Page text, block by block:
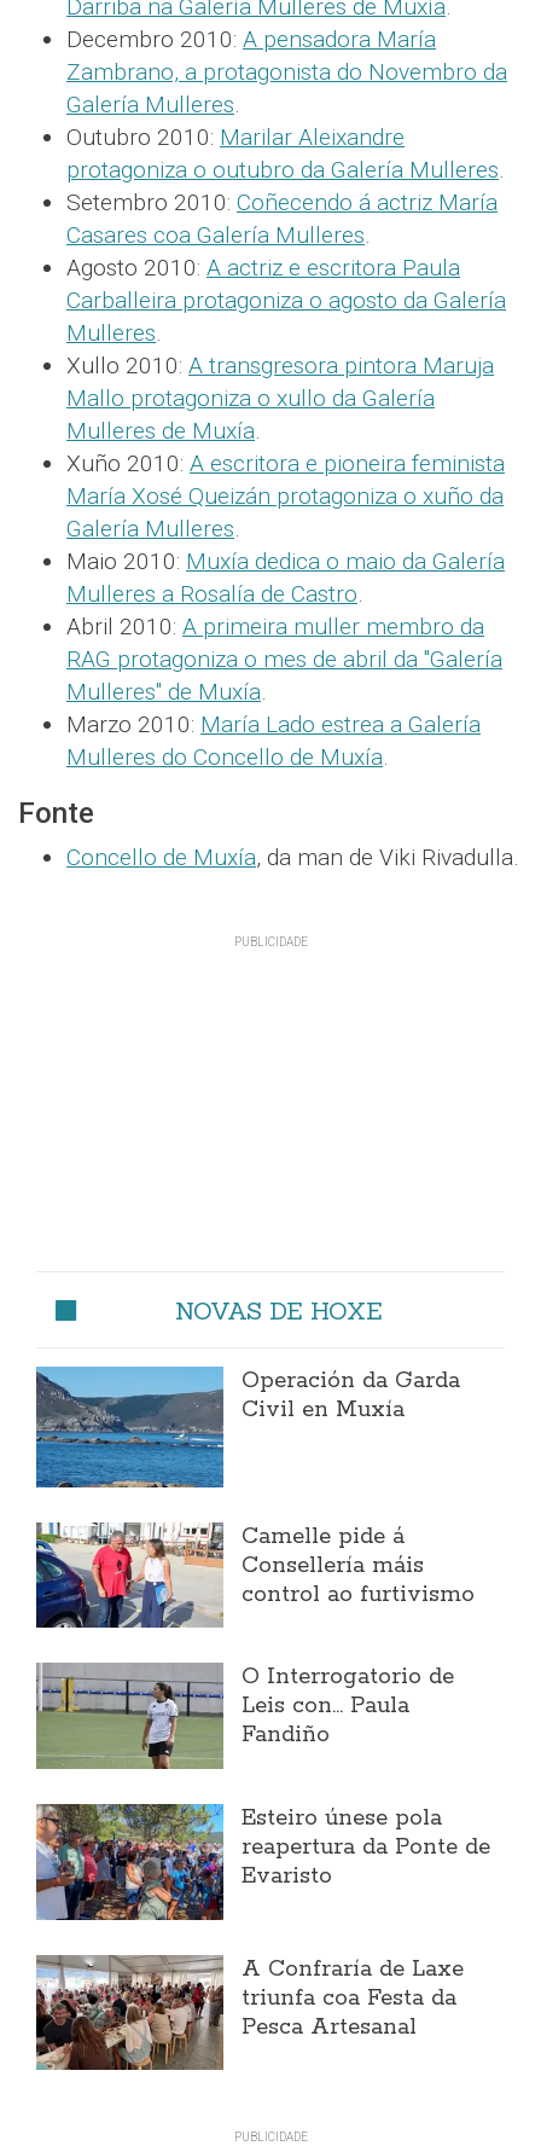
Darriba na Galería Mulleres de Muxía.
Decembro 2010: A pensadora María
Zambrano, a protagonista do Novembro da
Galería Mulleres.
Outubro 2010: Marilar Aleixandre
protagoniza o outubro da Galería Mulleres.
Setembro 2010: Coñecendo á actriz María
Casares coa Galería Mulleres.
Agosto 2010: A actriz e escritora Paula
Carballeira protagoniza o agosto da Galería
Mulleres.
Xullo 2010: A transgresora pintora Maruja
Mallo protagoniza o xullo da Galería
Mulleres de Muxía.
Xuño 2010: A escritora e pioneira feminista
María Xosé Queizán protagoniza o xuño da
Galería Mulleres.
Maio 2010: Muxía dedica o maio da Galería
Mulleres a Rosalía de Castro.
Abril 2010: A primeira muller membro da
RAG protagoniza o mes de abril da "Galería
Mulleres" de Muxía.
Marzo 2010: María Lado estrea a Galería
Mulleres do Concello de Muxía.
Fonte
Concello de Muxía, da man de Viki Rivadulla.
NOVAS DE HOXE
Operación da Garda
Civil en Muxía
Camelle pide á
Consellería máis
control ao furtivismo
O Interrogatorio de
Leis con... Paula
Fandiño
Esteiro únese pola
reapertura da Ponte de
Evaristo
A Confraría de Laxe
triunfa coa Festa da
Pesca Artesanal